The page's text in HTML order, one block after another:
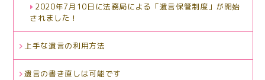
2020年7月10日に法務局による「遺言保管制度」が開始
されました！
上手な遺言の利用方法
遺言の書き直しは可能です